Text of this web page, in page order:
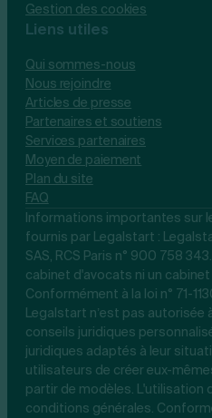
Gestion des cookies
Liens utiles
Qui sommes-nous
Nous rejoindre
Articles de presse
Partenaires et soutiens
Services partenaires
Moyen de paiement
Plan du site
FAQ
Informations importantes sur
fournis par Legalstart :
SAS, RCS Paris n° 900 758
cabinet d'avocats ni un
Conformément à la loi n° 71-
Legalstart n’est pas autorisée
conseils juridiques
juridiques adaptés à leur
utilisateurs de créer eux-
partir de modèles. L'utilisation
conditions générales.